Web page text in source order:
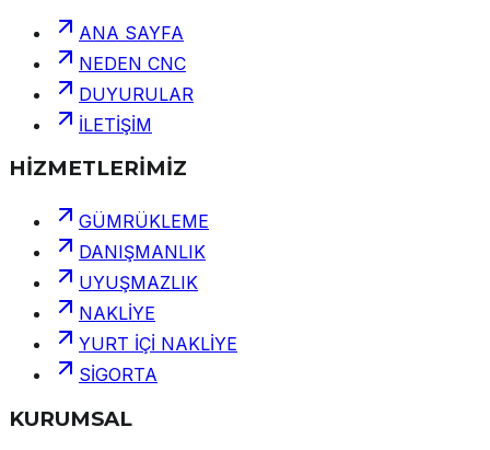
ANA SAYFA
NEDEN CNC
DUYURULAR
İLETİŞİM
HİZMETLERİMİZ
GÜMRÜKLEME
DANIŞMANLIK
UYUŞMAZLIK
NAKLİYE
YURT İÇİ NAKLİYE
SİGORTA
KURUMSAL